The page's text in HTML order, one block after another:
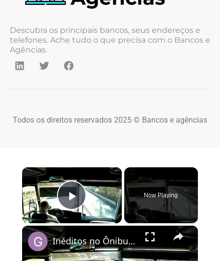
Descubra os principais bancos, seus endereços e
telefones. Ache tudo o que precisa com o Bancos e
Agências.
Todos os direitos reservados 2025 © Bancos e agências
×
Play Video
Now Playing
×
Inéditos no Ônibus Brasil